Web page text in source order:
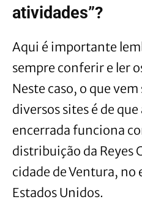
atividades”?
Aqui é importante
sempre conferir e ler
Neste caso, o que
diversos sites é de
encerrada funciona
distribuição da Reyes
cidade de Ventura, no
Estados Unidos.